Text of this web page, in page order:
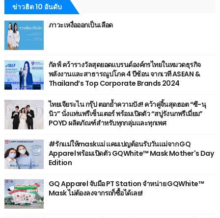
ข่าวฮิต 10 อันดับ
ภาวะเหงื่อออกเป็นเลือด
กัลฟ์ คว้ารางวัลสุดยอดแบรนด์องค์กรไทยในหมวดธุรกิจ
พลังงานและสาธารณูปโภค 4 ปีซ้อน จากเวที ASEAN &
Thailand’s Top Corporate Brands 2024
ไทยเจียระไน กรุ๊ป ตอกย้ำความปัง!! คว้าคู่จิ้นสุดฮอต “ซี-นุ
นิว” นั่งแท่นพรีเซ็นเตอร์ พร้อมเปิดตัว “สบู่รังนกพรีเมี่ยม”
POYD ผลิตภัณฑ์สำหรับทุกกลุ่มและทุกเพศ
#รักแม่ให้maskแม่ แคมเปญต้อนรับวันแม่จาก GQ
Apparel พร้อมเปิดตัว GQWhite™ Mask Mother's Day
Edition
GQ Apparel จับมือ PT Station จำหน่าย GQWhite™
Mask ไม่ต้องลงจากรถก็ซื้อได้เลย!